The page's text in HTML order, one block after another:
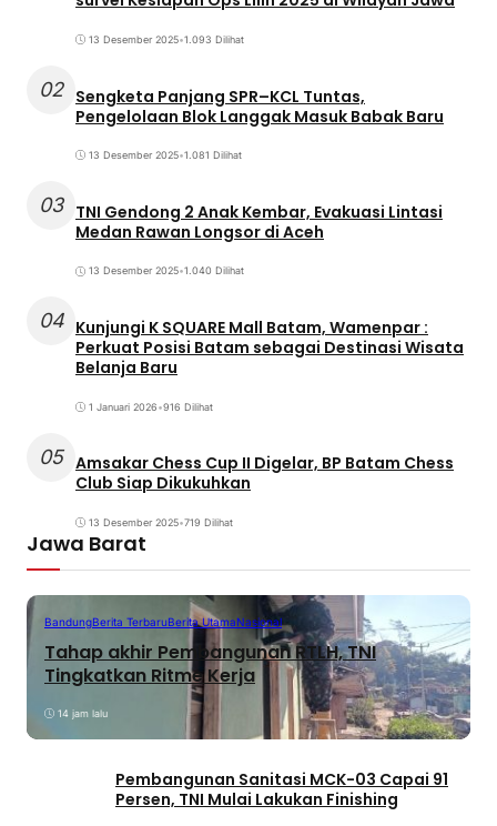
13 Desember 2025•1.093 Dilihat
02 Sengketa Panjang SPR–KCL Tuntas,
Pengelolaan Blok Langgak Masuk Babak Baru
13 Desember 2025•1.081 Dilihat
03 TNI Gendong 2 Anak Kembar, Evakuasi Lintasi
Medan Rawan Longsor di Aceh
13 Desember 2025•1.040 Dilihat
04 Kunjungi K SQUARE Mall Batam, Wamenpar :
Perkuat Posisi Batam sebagai Destinasi Wisata
Belanja Baru
1 Januari 2026•916 Dilihat
05 Amsakar Chess Cup II Digelar, BP Batam Chess
Club Siap Dikukuhkan
13 Desember 2025•719 Dilihat
Jawa Barat
BandungBerita TerbaruBerita UtamaNasional
Tahap akhir Pembangunan RTLH, TNI
Tingkatkan Ritme Kerja
14 jam lalu
Pembangunan Sanitasi MCK-03 Capai 91
Persen, TNI Mulai Lakukan Finishing